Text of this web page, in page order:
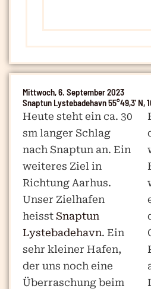
Mittwoch, 6. September 2023
Snaptun Lystebadehavn 55°49,3' N,
Heute steht ein ca. 30
sm langer Schlag
nach Snaptun an. Ein
weiteres Ziel in
Richtung Aarhus.
Unser Zielhafen
heisst Snaptun
Lystebadehavn. Ein
sehr kleiner Hafen,
der uns noch eine
Überraschung beim
Querlegen. Super, der
Platz ist genau
ausgerechnet für die
Länge einer Hanse